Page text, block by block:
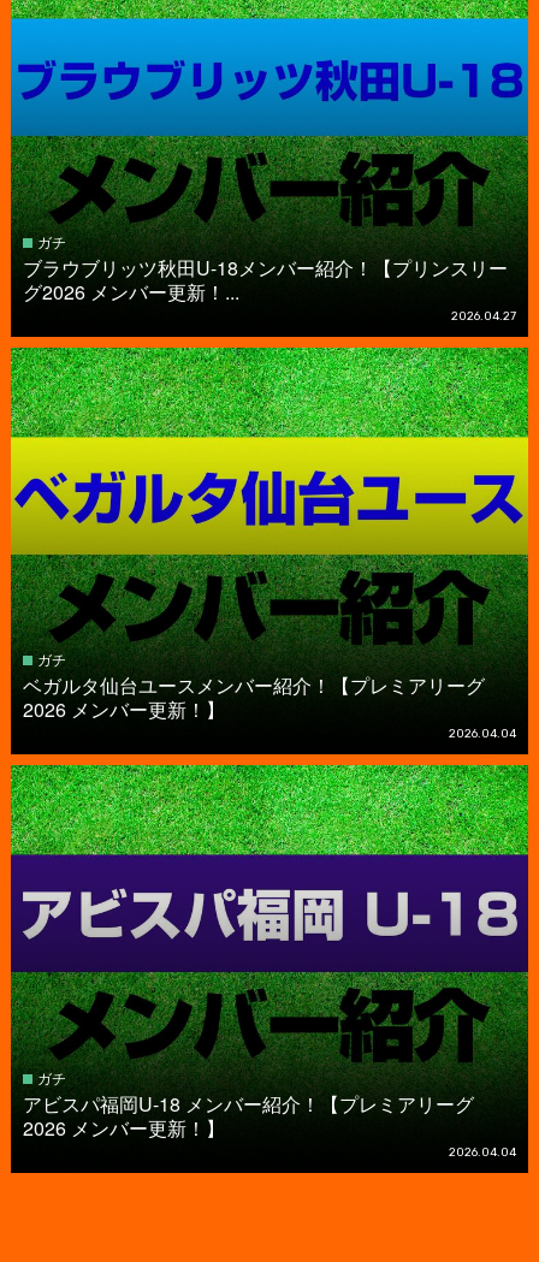
ガチ
ブラウブリッツ秋田U-18メンバー紹介！【プリンスリー
グ2026 メンバー更新！...
2026.04.27
ガチ
ベガルタ仙台ユースメンバー紹介！【プレミアリーグ
2026 メンバー更新！】
2026.04.04
ガチ
アビスパ福岡U-18 メンバー紹介！【プレミアリーグ
2026 メンバー更新！】
2026.04.04